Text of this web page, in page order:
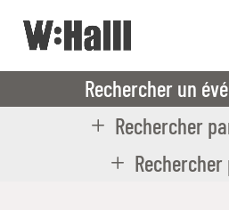
Rechercher un
Rechercher